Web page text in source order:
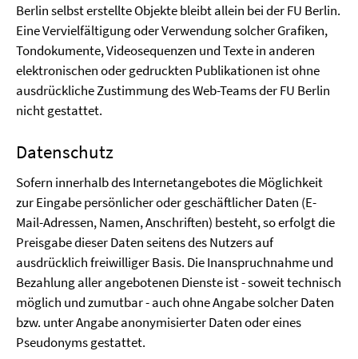
Berlin selbst erstellte Objekte bleibt allein bei der FU Berlin.
Eine Vervielfältigung oder Verwendung solcher Grafiken,
Tondokumente, Videosequenzen und Texte in anderen
elektronischen oder gedruckten Publikationen ist ohne
ausdrückliche Zustimmung des Web-Teams der FU Berlin
nicht gestattet.
Datenschutz
Sofern innerhalb des Internetangebotes die Möglichkeit
zur Eingabe persönlicher oder geschäftlicher Daten (E-
Mail-Adressen, Namen, Anschriften) besteht, so erfolgt die
Preisgabe dieser Daten seitens des Nutzers auf
ausdrücklich freiwilliger Basis. Die Inanspruchnahme und
Bezahlung aller angebotenen Dienste ist - soweit technisch
möglich und zumutbar - auch ohne Angabe solcher Daten
bzw. unter Angabe anonymisierter Daten oder eines
Pseudonyms gestattet.